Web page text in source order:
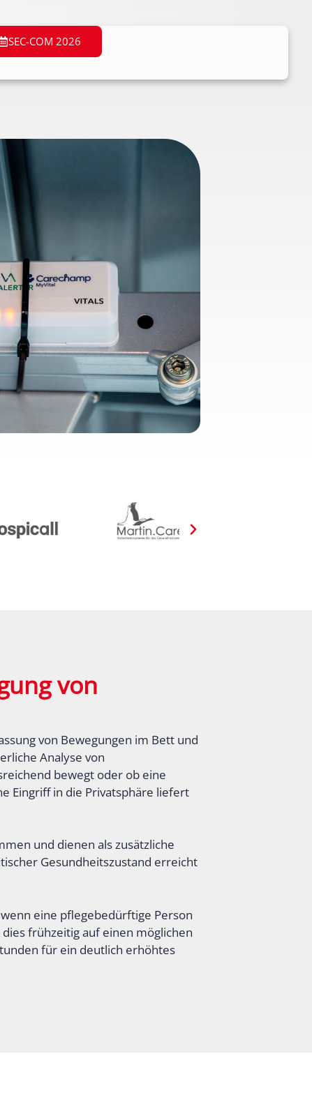
SEC-COM 2026
von
von Bewegungen im Bett und
Analyse von
bewegt oder ob eine
Eingriff in die Privatsphäre liefert
und dienen als zusätzliche
Gesundheitszustand erreicht
eine pflegebedürftige Person
frühzeitig auf einen möglichen
für ein deutlich erhöhtes